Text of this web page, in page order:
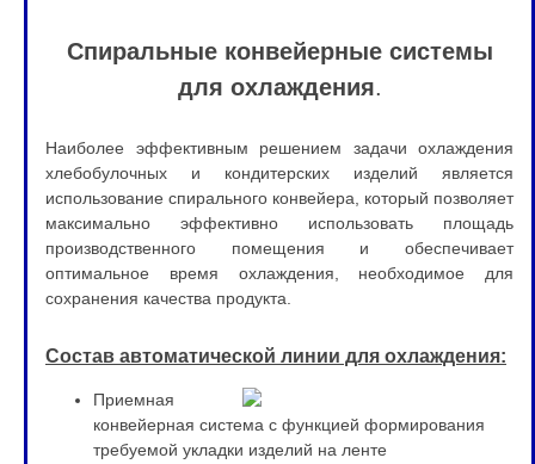
Спиральные конвейерные системы
для охлаждения.
Наиболее эффективным решением задачи охлаждения
хлебобулочных и кондитерских изделий является
использование спирального конвейера, который позволяет
максимально эффективно использовать площадь
производственного помещения и обеспечивает
оптимальное время охлаждения, необходимое для
сохранения качества продукта.
Состав автоматической линии для охлаждения:
Приемная
конвейерная система с функцией формирования
требуемой укладки изделий на ленте